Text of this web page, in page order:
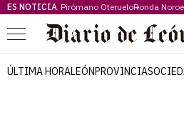
ES NOTICIA Pirómano OterueloRonda
Menú
ÚLTIMA HORALEÓNPROVINCIA